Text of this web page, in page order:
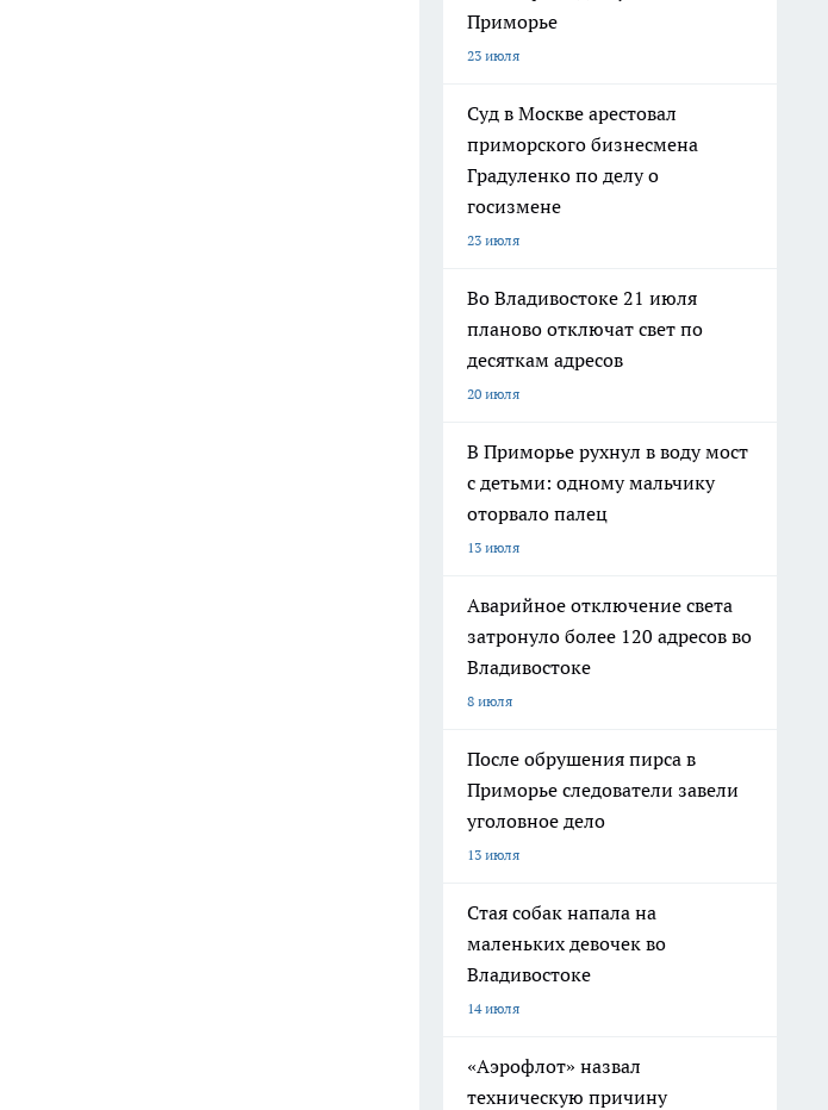
Приморье
23 июля
Суд в Москве арестовал
приморского бизнесмена
Градуленко по делу о
госизмене
23 июля
Во Владивостоке 21 июля
планово отключат свет по
десяткам адресов
20 июля
В Приморье рухнул в воду мост
с детьми: одному мальчику
оторвало палец
13 июля
Аварийное отключение света
затронуло более 120 адресов во
Владивостоке
8 июля
После обрушения пирса в
Приморье следователи завели
уголовное дело
13 июля
Стая собак напала на
маленьких девочек во
Владивостоке
14 июля
«Аэрофлот» назвал
техническую причину